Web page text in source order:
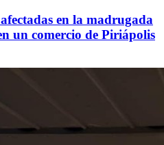
en la madrugada
un comercio de Piriápolis